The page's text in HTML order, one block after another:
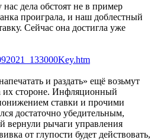
дела обстоят не в пример
проиграла, и наш доблестный
Сейчас она достигла уже
и раздать» ещё возьмут
их стороне. Инфляционный
ставки и прочими
достаточно убедительным,
вернули рычаги управления
от глупости будет действовать,